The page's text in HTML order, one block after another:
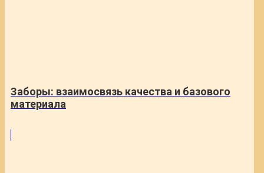
Заборы: взаимосвязь качества и базового
материала